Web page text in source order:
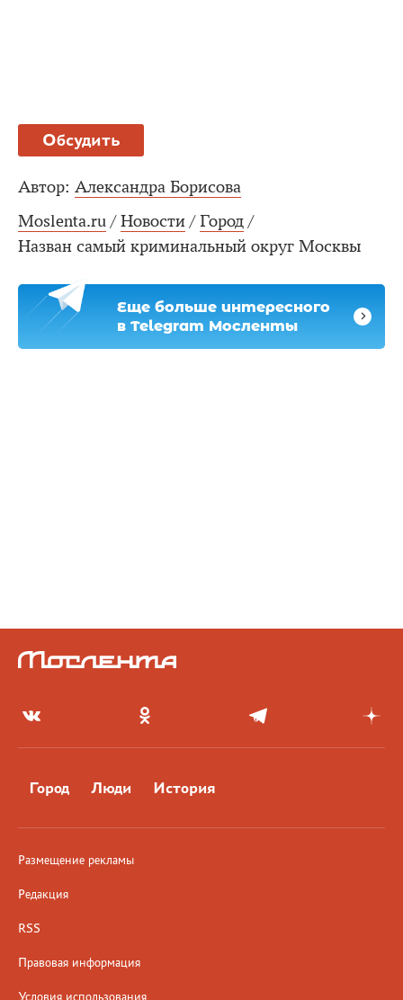
Обсудить
Автор: Александра Борисова
Moslenta.ru / Новости / Город /
Назван самый криминальный округ Москвы
Еще больше интересного
в Telegram Мосленты
Город Люди История
Размещение рекламы
Редакция
RSS
Правовая информация
Условия использования